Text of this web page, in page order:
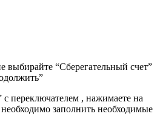
выбирайте “Сберегательный счет”
переключателем , нажимаете на
заполнить необходимые